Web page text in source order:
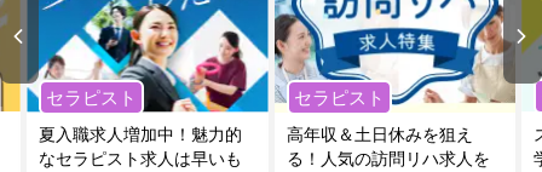
セラピスト
夏入職求人増加中！魅力的
なセラピスト求人は早いも
セラピスト
高年収＆土日休みを狙え
る！人気の訪問リハ求人を